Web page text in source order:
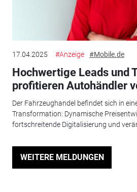
17.04.2025 #Anzeige #Mobile.de
Hochwertige Leads und
profitieren Autohändler
Der Fahrzeughandel befindet sich in
Transformation: Dynamische
fortschreitende Digitalisierung und
WEITERE MELDUNGEN